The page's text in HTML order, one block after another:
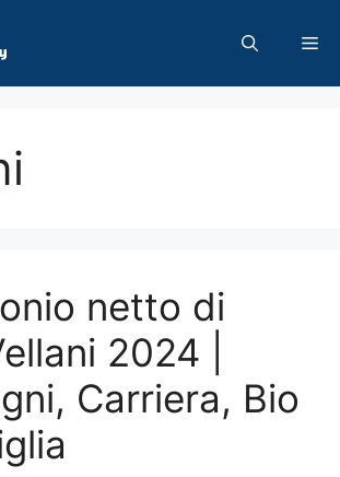
netto di
2024 |
Carriera, Bio